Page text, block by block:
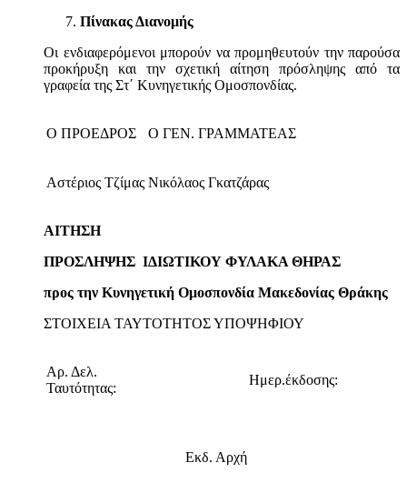
Πίνακας Διανομής
Οι ενδιαφερόμενοι μπορούν να προμηθευτούν την παρούσα
προκήρυξη και την σχετική αίτηση πρόσληψης από τα
γραφεία της Στ΄ Κυνηγετικής Ομοσπονδίας.
Ο ΠΡΟΕΔΡΟΣ Ο ΓΕΝ. ΓΡΑΜΜΑΤΕΑΣ
Αστέριος Τζίμας Νικόλαος Γκατζάρας
ΑΙΤΗΣΗ
ΠΡΟΣΛΗΨΗΣ ΙΔΙΩΤΙΚΟΥ ΦΥΛΑΚΑ ΘΗΡΑΣ
προς την Κυνηγετική Ομοσπονδία Μακεδονίας Θράκης
ΣΤΟΙΧΕΙΑ ΤΑΥΤΟΤΗΤΟΣ ΥΠΟΨΗΦΙΟΥ
Αρ. Δελ.
Ταυτότητας:
Ημερ.έκδοσης:
Εκδ. Αρχή